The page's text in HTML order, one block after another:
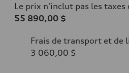
Le prix n'inclut pas les taxes
55 890,00 $
Frais de transport et de
3 060,00 $